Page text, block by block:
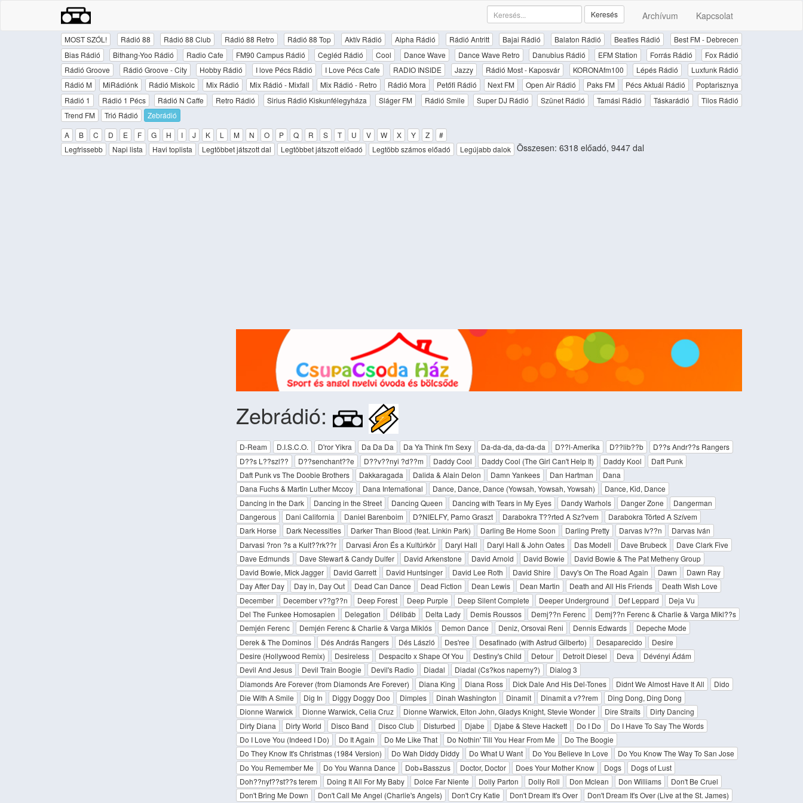
Archívum Kapcsolat
Keresés
MOST SZÓL! Rádió 88 Rádió 88 Club Rádió 88 Retro Rádió 88 Top Aktív Rádió Alpha Rádió Rádió Antritt Bajai Rádió Balaton Rádió Beatles Rádió
Best FM - Debrecen
Bias Rádió
Bithang-Yoo Rádió Radio Cafe FM90 Campus Rádió Cegléd Rádió Cool Dance Wave Dance Wave Retro Danubius Rádió EFM Station Forrás Rádió
Fox Rádió
Rádió Groove
Rádió Groove - City Hobby Rádió I love Pécs Rádió I Love Pécs Cafe RADIO INSIDE Jazzy Rádió Most - Kaposvár KORONAfm100 Lépés Rádió
Luxfunk Rádió
Rádió M
MiRádiónk Rádió Miskolc Mix Rádió Mix Rádió - Mixfall Mix Rádió - Retro Rádió Mora Petőfi Rádió Next FM Open Air Rádió Paks FM Pécs Aktuál Rádió
Poptarisznya
Rádió 1
Rádió 1 Pécs Rádió N Caffe Retro Rádió Sirius Rádió Kiskunfélegyháza Sláger FM Rádió Smile Super DJ Rádió Szünet Rádió Tamási Rádió Táskarádió
Tilos Rádió
Trend FM
Trió Rádió
Zebrádió
A
B C D E F G H I J K L M N O P Q R S T U V W X Y Z
#
Legfrissebb
Napi lista Havi toplista Legtöbbet játszott dal Legtöbbet játszott előadó Legtöbb számos előadó Legújabb dalok Összesen: 6318 előadó, 9447 dal
Zebrádió:
D-Ream D.I.S.C.O. D'ror Yikra Da Da Da Da Ya Think I'm Sexy Da-da-da, da-da-da D??l-Amerika D??lib??b
D??s Andr??s Rangers
D??s L??szl??
D??senchant??e D??v??nyi ?d??m Daddy Cool Daddy Cool (The Girl Can't Help It) Daddy Kool
Daft Punk
Daft Punk vs The Doobie Brothers
Dakkaragada Dalida & Alain Delon Damn Yankees Dan Hartman
Dana
Dana Fuchs & Martin Luther Mccoy
Dana International Dance, Dance, Dance (Yowsah, Yowsah, Yowsah)
Dance, Kid, Dance
Dancing in the Dark
Dancing in the Street Dancing Queen Dancing with Tears in My Eyes Dandy Warhols Danger Zone
Dangerman
Dangerous
Dani California Daniel Barenboim D?NIELFY, Parno Graszt Darabokra T??rted A Sz?­vem
Darabokra Törted A Szívem
Dark Horse
Dark Necessities Darker Than Blood (feat. Linkin Park) Darling Be Home Soon Darling Pretty Darvas Iv??n
Darvas Iván
Darvasi ?ron ?s a Kult??rk??r
Darvasi Áron És a Kultúrkör Daryl Hall Daryl Hall & John Oates Das Modell Dave Brubeck
Dave Clark Five
Dave Edmunds
Dave Stewart & Candy Dulfer David Arkenstone David Arnold David Bowie
David Bowie & The Pat Metheny Group
David Bowie, Mick Jagger
David Garrett David Huntsinger David Lee Roth David Shire Davy's On The Road Again Dawn
Dawn Ray
Day After Day
Day in, Day Out Dead Can Dance Dead Fiction Dean Lewis Dean Martin Death and All His Friends
Death Wish Love
December
December v??g??n Deep Forest Deep Purple Deep Silent Complete Deeper Underground Def Leppard
Deja Vu
Del The Funkee Homosapien
Delegation Délibáb Delta Lady Demis Roussos Demj??n Ferenc
Demj??n Ferenc & Charlie & Varga Mikl??s
Demjén Ferenc
Demjén Ferenc & Charlie & Varga Miklós Demon Dance Deniz, Orsovai Reni Dennis Edwards
Depeche Mode
Derek & The Dominos
Dés András Rangers Dés László Des'ree Desafinado (with Astrud Gilberto) Desaparecido
Desire
Desire (Hollywood Remix)
Desireless Despacito x Shape Of You Destiny's Child Detour Detroit Diesel Deva
Dévényi Ádám
Devil And Jesus
Devil Train Boogie Devil's Radio Diadal Diadal (Cs?­kos naperny?)
Dialog 3
Diamonds Are Forever (from Diamonds Are Forever)
Diana King Diana Ross Dick Dale And His Del-Tones Didnt We Almost Have It All
Dido
Die With A Smile
Dig In Diggy Doggy Doo Dimples Dinah Washington Dinamit Dinamit a v??rem
Ding Dong, Ding Dong
Dionne Warwick
Dionne Warwick, Celia Cruz Dionne Warwick, Elton John, Gladys Knight, Stevie Wonder Dire Straits
Dirty Dancing
Dirty Diana
Dirty World Disco Band Disco Club Disturbed Djabe Djabe & Steve Hackett Do I Do
Do I Have To Say The Words
Do I Love You (Indeed I Do)
Do It Again Do Me Like That Do Nothin' Till You Hear From Me
Do The Boogie
Do They Know It's Christmas (1984 Version)
Do Wah Diddy Diddy Do What U Want Do You Believe In Love
Do You Know The Way To San Jose
Do You Remember Me
Do You Wanna Dance Dob+Basszus Doctor, Doctor Does Your Mother Know Dogs
Dogs of Lust
Doh??nyf??st??s terem
Doing It All For My Baby Dolce Far Niente Dolly Parton Dolly Roll Don Mclean Don Williams
Don't Be Cruel
Don't Bring Me Down
Don't Call Me Angel (Charlie's Angels) Don't Cry Katie Don't Dream It's Over Don't Dream It's Over (Live at the St. James)